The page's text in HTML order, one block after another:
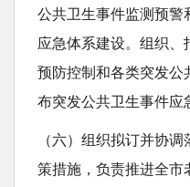
公共卫生事件监测预警
应急体系建设。组织
预防控制和各类突发
布突发公共卫生事件应
（六）组织拟订并协
策措施，负责推进全市